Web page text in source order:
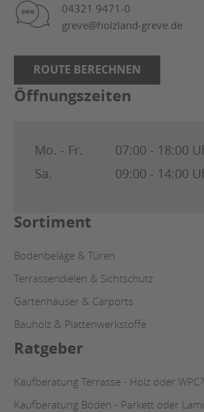
04321 9471-0
greve@holzland-greve.de
ROUTE BERECHNEN
Öffnungszeiten
Mo. - Fr.
07:00 - 18:00
Sa.
09:00 - 14:00
Sortiment
Bodenbeläge & Türen
Terrassendielen & Sichtschutz
Gartenhäuser & Carports
Bauholz & Plattenwerkstoffe
Ratgeber
Kaufberatung Terrasse - Holz oder WPC?
Kaufberatung Böden - Parkett oder